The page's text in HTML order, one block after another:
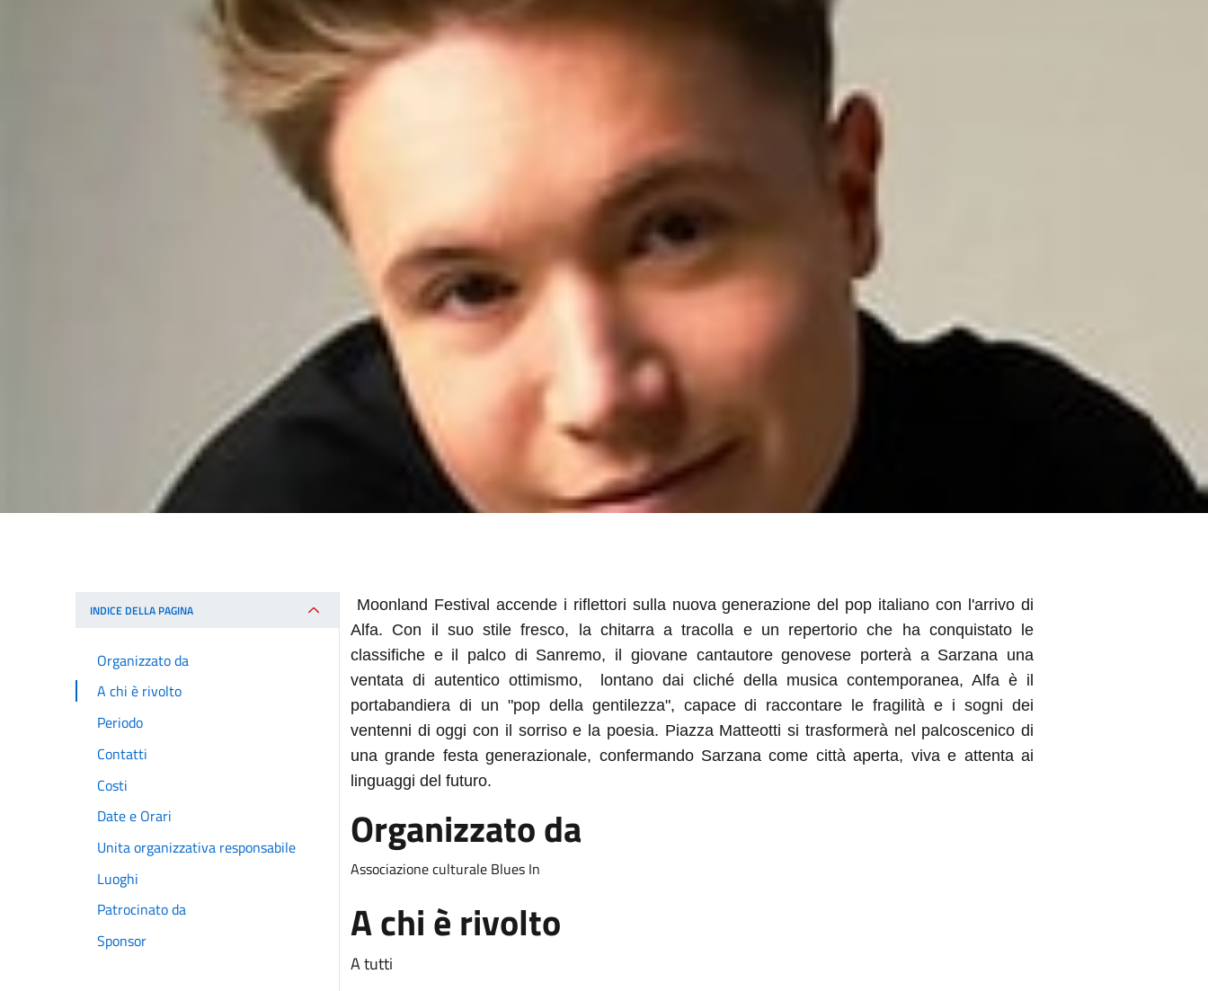
INDICE DELLA PAGINA
Organizzato da
A chi è rivolto
Periodo
Contatti
Costi
Date e Orari
Unita organizzativa responsabile
Luoghi
Patrocinato da
Sponsor
Moonland Festival accende i riflettori sulla nuova generazione del pop italiano con l'arrivo di
Alfa. Con il suo stile fresco, la chitarra a tracolla e un repertorio che ha conquistato le
classifiche e il palco di Sanremo, il giovane cantautore genovese porterà a Sarzana una
ventata di autentico ottimismo,
lontano dai cliché della musica contemporanea, Alfa è il
portabandiera di un "pop della gentilezza", capace di raccontare le fragilità e i sogni dei
ventenni di oggi con il sorriso e la poesia. Piazza Matteotti si trasformerà nel palcoscenico di
una grande festa generazionale, confermando Sarzana come città aperta, viva e attenta ai
linguaggi del futuro.
Organizzato da
Associazione culturale Blues In
A chi è rivolto
A tutti